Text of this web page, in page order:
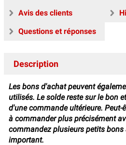
Avis des clients
Questions et réponses
Description
Les bons d'achat peuvent
utilisés. Le solde reste sur le bon
d'une commande ultérieure. Peut-
à commander plus précisément
commandez plusieurs petits
important.